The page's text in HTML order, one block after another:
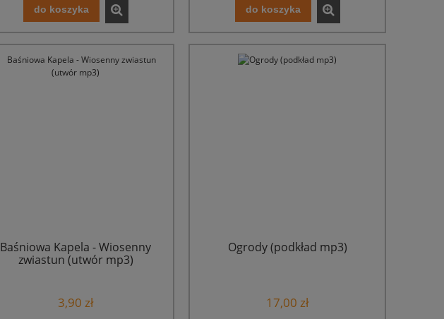
do koszyka do koszyka
Baśniowa Kapela - Wiosenny
zwiastun (utwór mp3)
3,90 zł
Ogrody (podkład mp3)
17,00 zł